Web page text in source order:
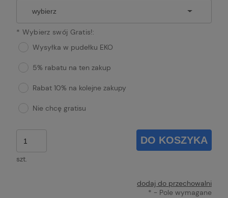
* Wybierz swój Gratis!:
Wysyłka w pudełku EKO
5% rabatu na ten zakup
Rabat 10% na kolejne zakupy
Nie chcę gratisu
szt.
DO KOSZYKA
dodaj do przechowalni
* - Pole wymagane